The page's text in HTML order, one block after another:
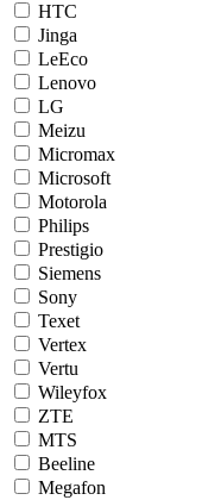
HTC
Jinga
LeEco
Lenovo
LG
Meizu
Micromax
Microsoft
Motorola
Philips
Prestigio
Siemens
Sony
Texet
Vertex
Vertu
Wileyfox
ZTE
MTS
Beeline
Megafon